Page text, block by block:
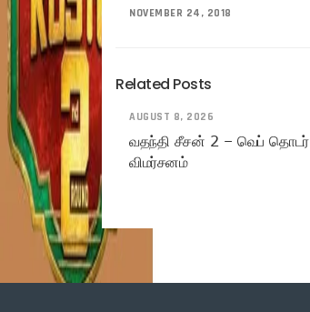
NOVEMBER 24, 2018
Related Posts
AUGUST 8, 2026
வதந்தி சீசன் 2 – வெப் தொடர்
விமர்சனம்